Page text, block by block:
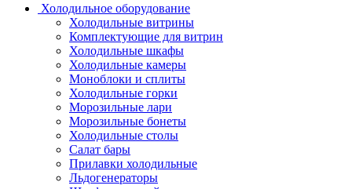
Холодильное оборудование
Холодильные витрины
Комплектующие для витрин
Холодильные шкафы
Холодильные камеры
Моноблоки и сплиты
Холодильные горки
Морозильные лари
Морозильные бонеты
Холодильные столы
Салат бары
Прилавки холодильные
Льдогенераторы